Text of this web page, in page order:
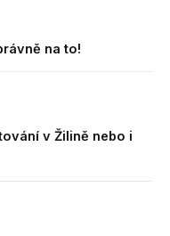
na to!
v Žilině nebo i